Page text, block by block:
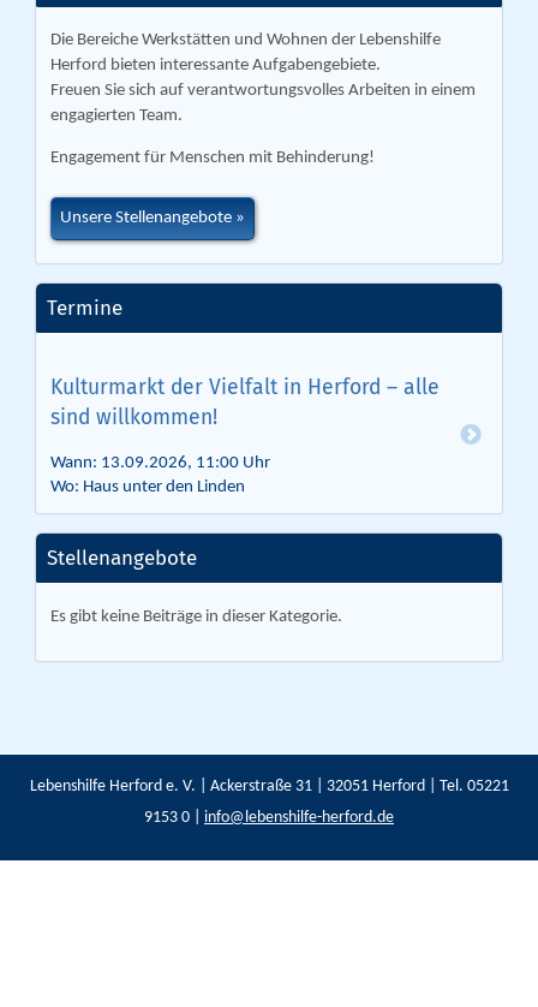
Die Bereiche Werkstätten und Wohnen der Lebenshilfe
Herford bieten interessante Aufgabengebiete.
Freuen Sie sich auf verantwortungsvolles Arbeiten in einem
engagierten Team.
Engagement für Menschen mit Behinderung!
Unsere Stellenangebote
Termine
Kulturmarkt der Vielfalt in Herford – alle
sind willkommen!
Wann: 13.09.2026, 11:00 Uhr
Wo: Haus unter den Linden
Stellenangebote
Es gibt keine Beiträge in dieser Kategorie.
Lebenshilfe Herford e. V. | Ackerstraße 31 | 32051 Herford | Tel. 05221
9153 0 | info@lebenshilfe-herford.de